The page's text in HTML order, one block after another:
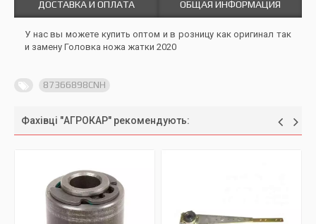
ДОСТАВКА И ОПЛАТА ОБЩАЯ ИНФОРМАЦИЯ
У нас вы можете купить оптом и в розницу как оригинал так
и замену Головка ножа жатки 2020
87366898CNH
Фахівці "АГРОКАР" рекомендують: